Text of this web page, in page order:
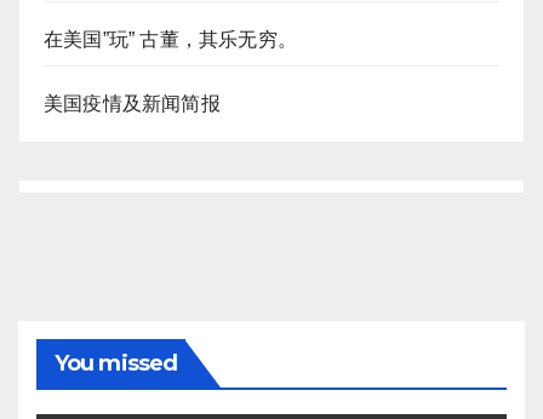
在美国”玩” 古董，其乐无穷。
美国疫情及新闻简报
You missed